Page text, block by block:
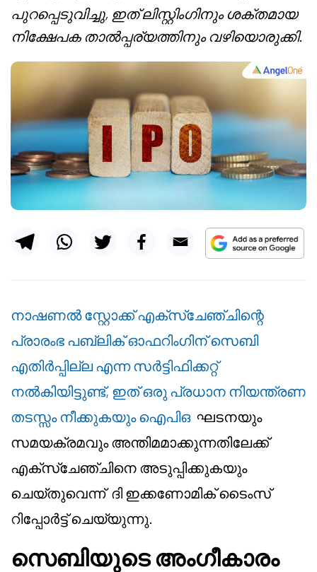
പുറപ്പെടുവിച്ചു, ഇത് ലിസ്റ്റിംഗിനും ശക്തമായ
നിക്ഷേപക താൽപ്പര്യത്തിനും വഴിയൊരുക്കി.
നാഷണൽ സ്റ്റോക്ക് എക്സ്ചേഞ്ചിന്റെ
പ്രാരംഭ പബ്ലിക് ഓഫറിംഗിന് സെബി
എതിർപ്പില്ല എന്ന സർട്ടിഫിക്കറ്റ്
നൽകിയിട്ടുണ്ട്, ഇത് ഒരു പ്രധാന നിയന്ത്രണ
തടസ്സം നീക്കുകയും ഐപിഒഘടനയും
സമയക്രമവും അന്തിമമാക്കുന്നതിലേക്ക്
എക്സ്ചേഞ്ചിനെ അടുപ്പിക്കുകയും
ചെയ്തുവെന്ന് ദി ഇക്കണോമിക് ടൈംസ്
റിപ്പോർട്ട് ചെയ്യുന്നു.
സെബിയുടെ അംഗീകാരം